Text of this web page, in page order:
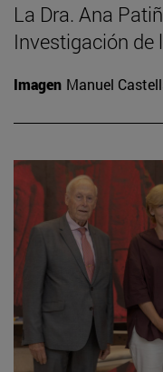
La Dra. Ana
Investigación de
Imagen Manuel